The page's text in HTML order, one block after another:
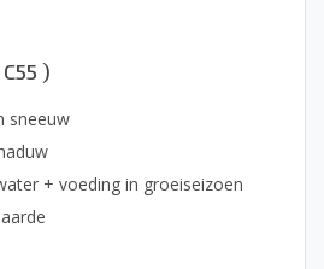
)
sneeuw
+ voeding in groeiseizoen